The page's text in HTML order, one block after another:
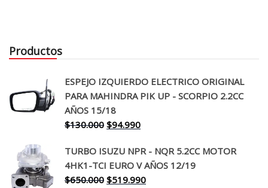
Productos
ESPEJO IZQUIERDO ELECTRICO ORIGINAL
PARA MAHINDRA PIK UP - SCORPIO 2.2CC
AÑOS 15/18
$130.000 El
original
era:
$130.000.
$94.990El
actual
es:
$94.990.
TURBO ISUZU NPR - NQR 5.2CC MOTOR
4HK1-TCI EURO V AÑOS 12/19
$650.000 El
$519.990El